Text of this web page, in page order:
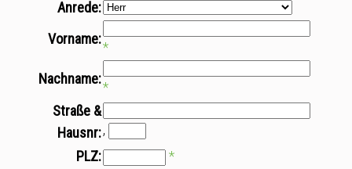
Anrede:
Vorname:
*
Nachname:
*
Straße &
Hausnr:,
PLZ:
*